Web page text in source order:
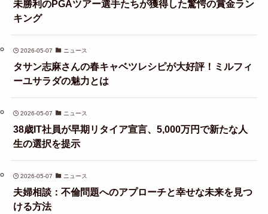
未勝利のPGAツアー選手たちが獲得した驚愕の賞金ラン
キング
2026-05-07 ニュース
タサン志麻さんの春キャベツレシピが大好評！ミルフィ
ーユサラダの魅力とは
2026-05-07 ニュース
38歳IT社員が早期リタイア宣言、5,000万円で新たな人
生の選択を提示
2026-05-07 ニュース
夫婦相談：不倫問題へのアプローチと幸せな未来を見つ
ける方法